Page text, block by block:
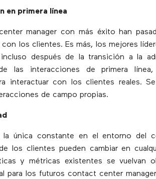
en primera línea
manager con más éxito han
los clientes. Es más, los mejores
después de la transición a la
las interacciones de primera línea,
interactuar con los clientes reales.
de campo propias.
la única constante en el entorno del
los clientes pueden cambiar en
y métricas existentes se vuelvan
para los futuros contact center